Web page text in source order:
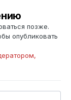
позже.
опубликовать